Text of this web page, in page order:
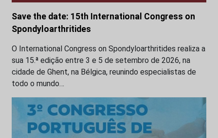
Save the date: 15th International Congress on
Spondyloarthritides
O International Congress on Spondyloarthritides realiza a
sua 15.ª edição entre 3 e 5 de setembro de 2026, na
cidade de Ghent, na Bélgica, reunindo especialistas de
todo o mundo…